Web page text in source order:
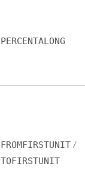
PERCENTALONG
FROMFIRSTUNIT/
TOFIRSTUNIT